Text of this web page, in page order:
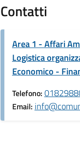
Contatti
Area 1 - Affari
Logistica
Economico -
Telefono:
Email: